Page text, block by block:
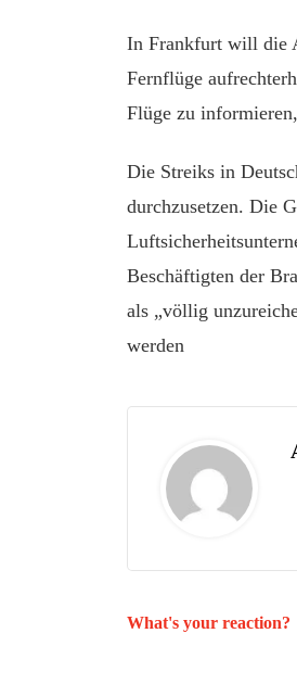
In Frankfurt will die
Fernflüge
Flüge zu
Die Streiks in
durchzusetzen. Die
Beschäftigten der
als „völlig
werden
What's your reaction?